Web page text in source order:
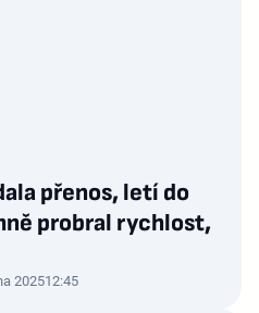
přenos, letí do
probral rychlost,
202512:45